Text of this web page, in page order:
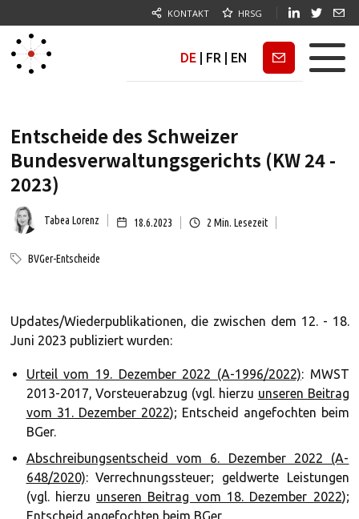
KONTAKT HRSG
DE FR EN Newsletter
Entscheide des Schweizer
Bundesverwaltungsgerichts (KW 24 -
2023)
Tabea Lorenz 18.6.2023 2 Min. Lesezeit
BVGer-Entscheide
Updates/Wiederpublikationen, die zwischen dem 12. - 18.
Juni 2023 publiziert wurden:
Urteil vom 19. Dezember 2022 (A-1996/2022): MWST
2013-2017, Vorsteuerabzug (vgl. hierzu unseren Beitrag
vom 31. Dezember 2022); Entscheid angefochten beim
BGer.
Abschreibungsentscheid vom 6. Dezember 2022 (A-
648/2020): Verrechnungssteuer; geldwerte Leistungen
(vgl. hierzu unseren Beitrag vom 18. Dezember 2022);
Entscheid angefochten beim BGer.